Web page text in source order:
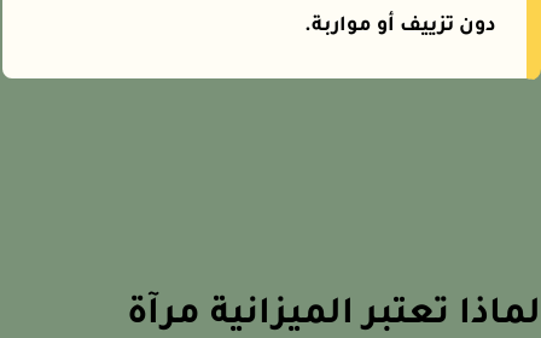
دون تزييف أو مواربة.
تعتبر الميزانية مرآة